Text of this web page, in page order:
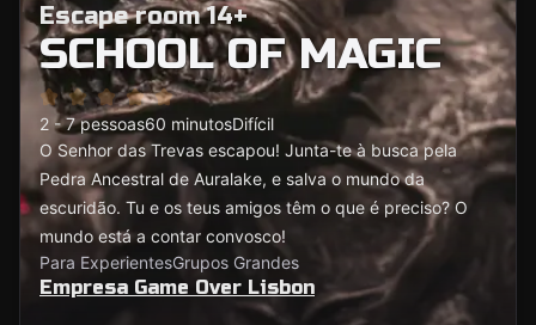
Escape room 14+
SCHOOL OF MAGIC
2 - 7 pessoas60 minutosDifícil
O Senhor das Trevas escapou! Junta-te à busca pela
Pedra Ancestral de Auralake, e salva o mundo da
escuridão. Tu e os teus amigos têm o que é preciso? O
mundo está a contar convosco!
Para ExperientesGrupos Grandes
Empresa Game Over Lisbon